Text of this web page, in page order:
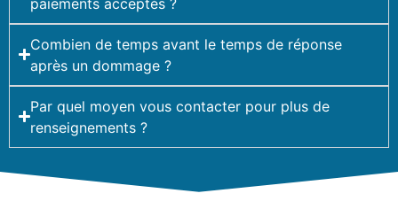
Combien de temps avant le temps de réponse
après un dommage ?
Par quel moyen vous contacter pour plus de
renseignements ?